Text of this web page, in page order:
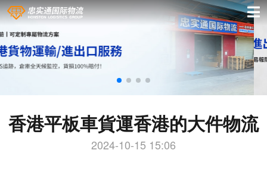
香港平板車貨運香港的大件物流
2024-10-15 15:06